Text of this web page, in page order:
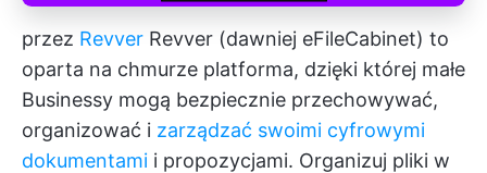
przez Revver Revver (dawniej eFileCabinet) to
oparta na chmurze platforma, dzięki której małe
Businessy mogą bezpiecznie przechowywać,
organizować i zarządzać swoimi cyfrowymi
dokumentami i propozycjami. Organizuj pliki w